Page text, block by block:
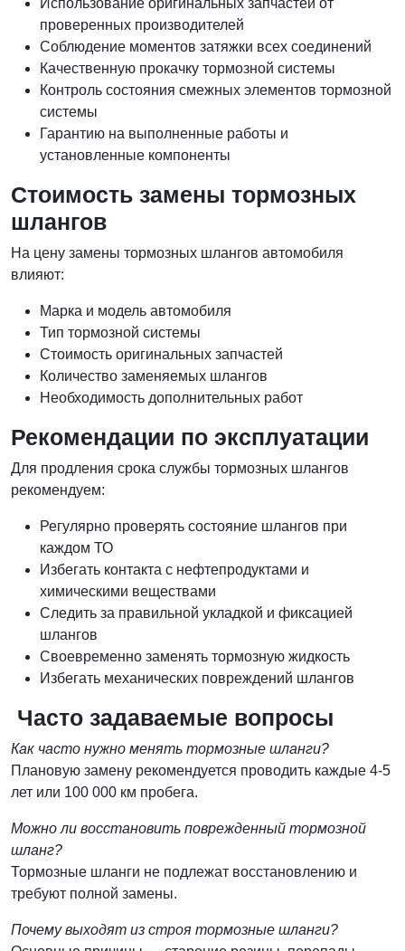
Использование оригинальных запчастей от
проверенных производителей
Соблюдение моментов затяжки всех соединений
Качественную прокачку тормозной системы
Контроль состояния смежных элементов тормозной
системы
Гарантию на выполненные работы и
установленные компоненты
Стоимость замены тормозных
шлангов
На цену замены тормозных шлангов автомобиля
влияют:
Марка и модель автомобиля
Тип тормозной системы
Стоимость оригинальных запчастей
Количество заменяемых шлангов
Необходимость дополнительных работ
Рекомендации по эксплуатации
Для продления срока службы тормозных шлангов
рекомендуем:
Регулярно проверять состояние шлангов при
каждом ТО
Избегать контакта с нефтепродуктами и
химическими веществами
Следить за правильной укладкой и фиксацией
шлангов
Своевременно заменять тормозную жидкость
Избегать механических повреждений шлангов
Часто задаваемые вопросы
Как часто нужно менять тормозные шланги?
Плановую замену рекомендуется проводить каждые 4-5
лет или 100 000 км пробега.
Можно ли восстановить поврежденный тормозной
шланг?
Тормозные шланги не подлежат восстановлению и
требуют полной замены.
Почему выходят из строя тормозные шланги?